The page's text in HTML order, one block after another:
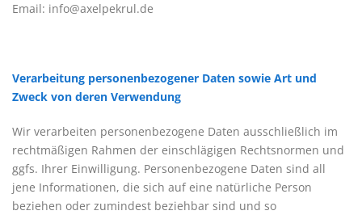
Email: info@axelpekrul.de
Verarbeitung personenbezogener Daten sowie Art und
Zweck von deren Verwendung
Wir verarbeiten personenbezogene Daten ausschließlich im
rechtmäßigen Rahmen der einschlägigen Rechtsnormen und
ggfs. Ihrer Einwilligung. Personenbezogene Daten sind all
jene Informationen, die sich auf eine natürliche Person
beziehen oder zumindest beziehbar sind und so